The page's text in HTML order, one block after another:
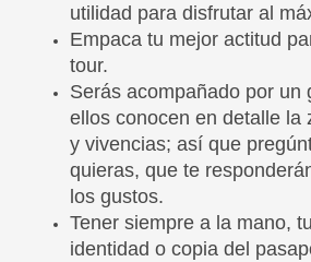
utilidad para disfrutar al
Empaca tu mejor actitud
tour.
Serás acompañado por un
ellos conocen en detalle la
y vivencias; así que
quieras, que te
los gustos.
Tener siempre a la mano,
identidad o copia del